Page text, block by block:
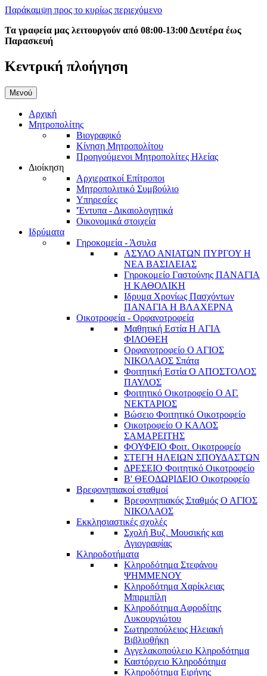
Παράκαμψη προς το κυρίως περιεχόμενο
Τα γραφεία μας λειτουργούν από 08:00-13:00 Δευτέρα έως
Παρασκευή
Κεντρική πλοήγηση
Μενού
Αρχική
Μητροπολίτης
Βιογραφικό
Κίνηση Μητροπολίτου
Προηγούμενοι Μητροπολίτες Ηλείας
Διοίκηση
Αρχιερατκοί Επίτροποι
Μητροπολιτικό Συμβούλιο
Υπηρεσίες
'Έντυπα - Δικαιολογητικά
Οικονομικά στοιχεία
Ιδρύματα
Γηροκομεία - Άσυλα
ΑΣΥΛΟ ΑΝΙΑΤΩΝ ΠΥΡΓΟΥ Η
ΝΕΑ ΒΑΣΙΛΕΙΑΣ
Γηροκομείο Γαστούνης ΠΑΝΑΓΙΑ
Η ΚΑΘΟΛΙΚΗ
Ιδρυμα Χρονίως Πασχόντων
ΠΑΝΑΓΙΑ Η ΒΛΑΧΕΡΝΑ
Οικοτροφεία - Ορφανοτροφεία
Μαθητική Εστία Η ΑΓΙΑ
ΦΙΛΟΘΕΗ
Ορφανοτροφείο Ο ΑΓΙΟΣ
ΝΙΚΟΛΑΟΣ Σπάτα
Φοιτητική Εστία Ο ΑΠΟΣΤΟΛΟΣ
ΠΑΥΛΟΣ
Φοιτητικό Οικοτροφείο Ο ΑΓ.
ΝΕΚΤΑΡΙΟΣ
Βώσειο Φοιτητικό Οικοτροφείο
Οικοτροφείο Ο ΚΑΛΟΣ
ΣΑΜΑΡΕΙΤΗΣ
ΦΟΥΦΕΙΟ Φοιτ. Οικοτροφείο
ΣΤΕΓΗ ΗΛΕΙΩΝ ΣΠΟΥΔΑΣΤΩΝ
ΔΡΕΣΕΙΟ Φοιτητικό Οικοτροφείο
Β' ΘΕΟΔΩΡΙΔΕΙΟ Οικοτροφείο
Βρεφονηπιακοί σταθμοί
Βρεφονηπιακός Σταθμός Ο ΑΓΙΟΣ
ΝΙΚΟΛΑΟΣ
Εκκλησιαστικές σχολές
Σχολή Βυζ. Μουσικής και
Αγιογραφίας
Κληροδοτήματα
Κληροδότημα Στεφάνου
ΨΗΜΜΕΝΟΥ
Κληροδότημα Χαρίκλειας
Μπιρμπίλη
Κληροδότημα Αφροδίτης
Λυκουργιώτου
Σωτηροπούλειος Ηλειακή
Βιβλιοθήκη
Αγγελακοπούλειο Κληροδότημα
Καστόρχειο Κληροδότημα
Κληροδότημα Ειρήνης